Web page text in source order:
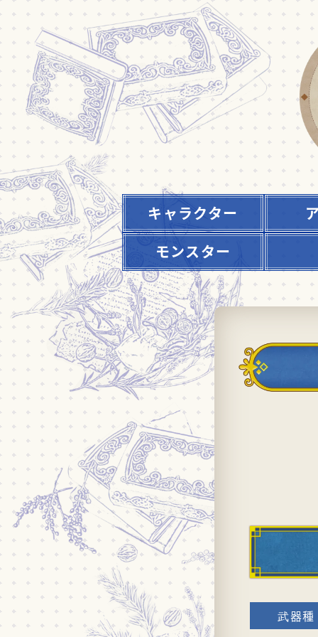
キャラクター
モンスター